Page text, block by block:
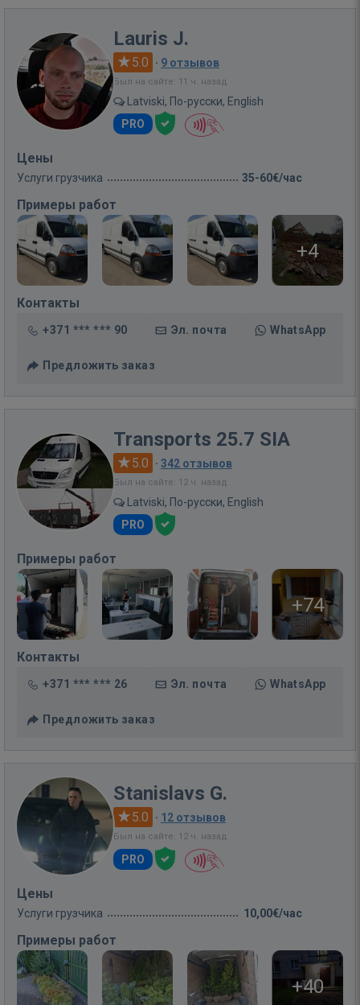
Lauris J.
5.0 · 9 отзывов
Был на сайте: 11 ч. назад
Latviski, По-русски, English
PRO
Цены
Услуги грузчика 35-60€/час
Примеры работ
+4
Контакты
+371 *** *** 90 Эл. почта WhatsApp
Предложить заказ
Transports 25.7 SIA
5.0 · 342 отзывов
Был на сайте: 12 ч. назад
Latviski, По-русски, English
PRO
Примеры работ
+74
Контакты
+371 *** *** 26 Эл. почта WhatsApp
Предложить заказ
Stanislavs G.
5.0 · 12 отзывов
Был на сайте: 12 ч. назад
PRO
Цены
Услуги грузчика 10,00€/час
Примеры работ
+40